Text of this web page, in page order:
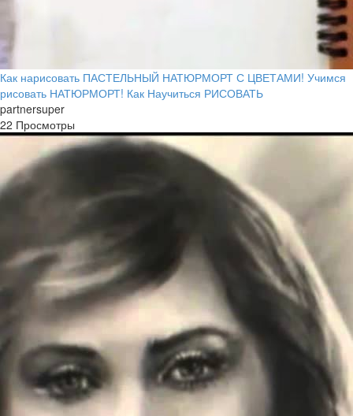
Как нарисовать ПАСТЕЛЬНЫЙ НАТЮРМОРТ С ЦВЕТАМИ! Учимся
рисовать НАТЮРМОРТ! Как Научиться РИСОВАТЬ
partnersuper
22 Просмотры